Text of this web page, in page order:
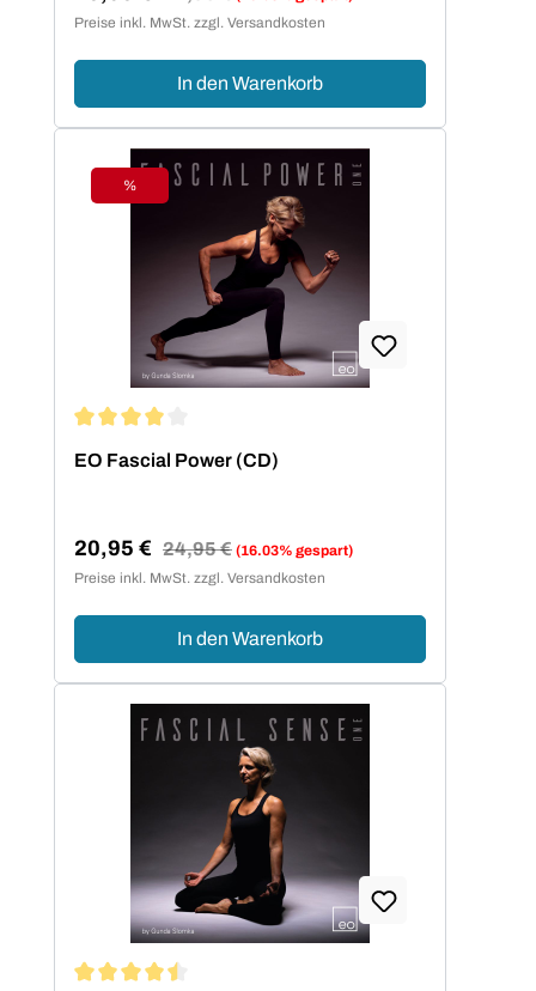
Verkaufspreis:
Preise inkl. MwSt. zzgl. Versandkosten
In den Warenkorb
Rabatt
%
EO Fascial Power (CD)
Verkaufspreis:
20,95 € Regulärer Preis:
24,95 € (16.03% gespart)
Preise inkl. MwSt. zzgl. Versandkosten
In den Warenkorb